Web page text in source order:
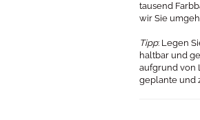
tausend
wir Sie
Tipp: Legen
haltbar und
aufgrund von
geplante und